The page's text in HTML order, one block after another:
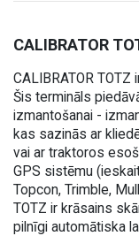
CALIBRATOR
CALIBRATOR
Šis termināls
izmantošanai -
kas sazinās ar
vai ar traktoros
GPS sistēmu
Topcon, Trimble,
TOTZ ir krāsains
pilnīgi automātiska